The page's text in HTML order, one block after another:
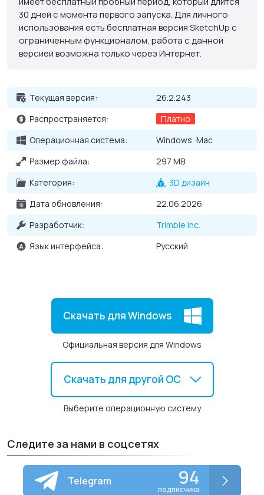
Основные возможности SketchUp для
Windows
Создание 3D-объектов и их редактирование;
Заливка разных частей объектов разными цветами;
Добавление текста;
Работа с плагинами визуализации, экспорта, создания
эффектов и др.;
Интерфейс на русском языке.
30 дней с момента первого запуска. Для личного
использования есть бесплатная версия SketchUp с
ограниченным функционалом, работа с данной
версией возможна только через Интернет.
Текущая версия:
26.2.243
Распространяется:
Платно
Операционная система:
Windows Mac
Размер файла:
297 MB
Категория:
3D дизайн
Дата обновления:
22.06.2026
Разработчик:
Trimble Inc.
Язык интерфейса:
Русский
Скачать для Windows
Официальная версия для Windows
Скачать для другой ОС
Выберите операционную систему
Следите за нами в соцсетях
Telegram 94
подписчика